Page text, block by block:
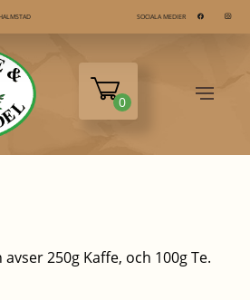
SOCIALA MEDIER
0
250g Kaffe, och 100g Te.